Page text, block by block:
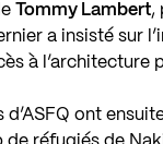
Tommy Lambert,
a insisté sur
à
d’ASFQ ont